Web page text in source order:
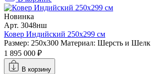
Новинка
Арт. 3048нш
Ковер Индийский 250x299 см
Размер: 250x300 Материал: Шерсть и Шелк
1 895 000 ₽
В корзину